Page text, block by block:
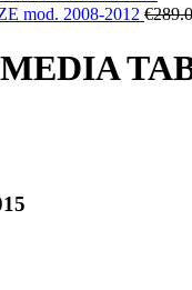
mod. 2008-2012 €